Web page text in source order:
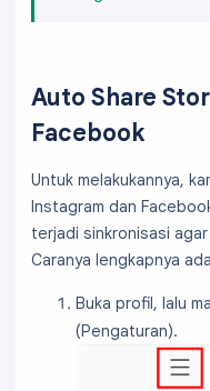
Auto Share
Facebook
Untuk melakukannya,
Instagram dan
terjadi sinkronisasi
Caranya lengkapnya
Buka profil, lalu
(Pengaturan).